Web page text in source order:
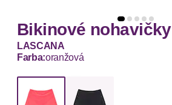
Bikinové nohavičky
LASCANA
Farba:oranžová